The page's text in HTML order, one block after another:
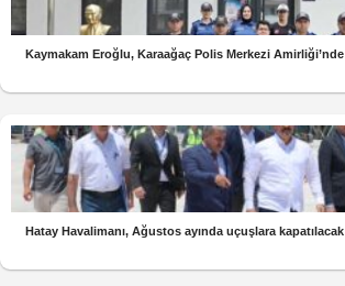
Kaymakam Eroğlu, Karaağaç Polis Merkezi Amirliği’nde
Hatay Havalimanı, Ağustos ayında uçuşlara kapatılacak